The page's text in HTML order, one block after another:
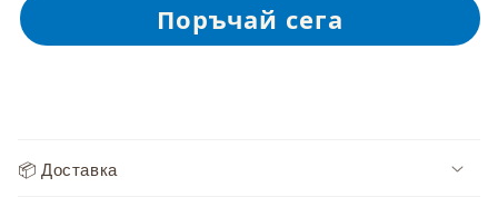
д
📦 Доставка